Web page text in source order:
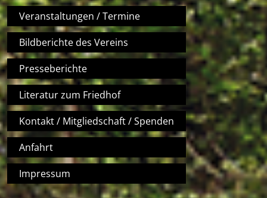
Veranstaltungen / Termine
Bildberichte des Vereins
Presseberichte
Literatur zum Friedhof
Kontakt / Mitgliedschaft / Spenden
Anfahrt
Impressum